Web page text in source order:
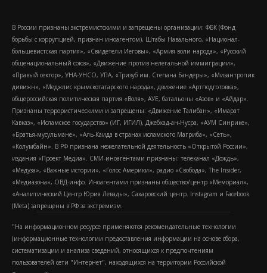
В России признаны экстремистскими и запрещены организации: ФБК (Фонд
борьбы с коррупцией, признан иноагентом), Штабы Навального, «Национал-
большевистская партия», «Свидетели Иеговы», «Армия воли народа», «Русский
общенациональный союз», «Движение против нелегальной иммиграции»,
«Правый сектор», УНА-УНСО, УПА, «Тризуб им. Степана Бандеры», «Мизантропик
дивижн», «Меджлис крымскотатарского народа», движение «Артподготовка»,
общероссийская политическая партия «Воля», АУЕ, батальоны «Азов» и «Айдар».
Признаны террористическими и запрещены: «Движение Талибан», «Имарат
Кавказ», «Исламское государство» (ИГ, ИГИЛ), Джебхад-ан-Нусра, «АУМ Синрике»,
«Братья-мусульмане», «Аль-Каида в странах исламского Магриба», «Сеть»,
«Колумбайн». В РФ признана нежелательной деятельность «Открытой России»,
издания «Проект Медиа». СМИ-иноагентами признаны: телеканал «Дождь»,
«Медуза», «Важные истории», «Голос Америки», радио «Свобода», The Insider,
«Медиазона», ОВД-инфо. Иноагентами признаны общество/центр «Мемориал»,
«Аналитический Центр Юрия Левады», Сахаровский центр. Instagram и Facebook
(Metа) запрещены в РФ за экстремизм.
"На информационном ресурсе применяются рекомендательные технологии
(информационные технологии предоставления информации на основе сбора,
систематизации и анализа сведений, относящихся к предпочтениям
пользователей сети "Интернет", находящихся на территории Российской